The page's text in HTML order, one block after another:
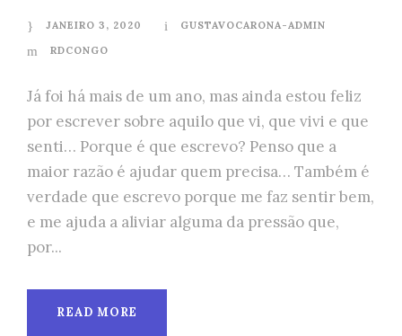
JANEIRO 3, 2020
GUSTAVOCARONA-ADMIN
RDCONGO
Já foi há mais de um ano, mas ainda estou feliz
por escrever sobre aquilo que vi, que vivi e que
senti… Porque é que escrevo? Penso que a
maior razão é ajudar quem precisa… Também é
verdade que escrevo porque me faz sentir bem,
e me ajuda a aliviar alguma da pressão que,
por...
READ MORE